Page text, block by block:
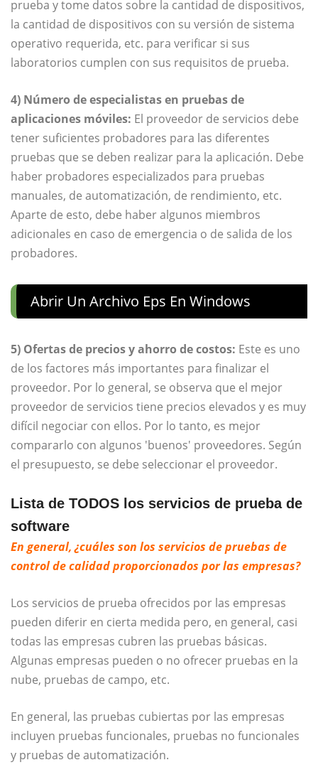
prueba y tome datos sobre la cantidad de dispositivos,
la cantidad de dispositivos con su versión de sistema
operativo requerida, etc. para verificar si sus
laboratorios cumplen con sus requisitos de prueba.
4) Número de especialistas en pruebas de
aplicaciones móviles: El proveedor de servicios debe
tener suficientes probadores para las diferentes
pruebas que se deben realizar para la aplicación. Debe
haber probadores especializados para pruebas
manuales, de automatización, de rendimiento, etc.
Aparte de esto, debe haber algunos miembros
adicionales en caso de emergencia o de salida de los
probadores.
Abrir Un Archivo Eps En Windows
5) Ofertas de precios y ahorro de costos: Este es uno
de los factores más importantes para finalizar el
proveedor. Por lo general, se observa que el mejor
proveedor de servicios tiene precios elevados y es muy
difícil negociar con ellos. Por lo tanto, es mejor
compararlo con algunos 'buenos' proveedores. Según
el presupuesto, se debe seleccionar el proveedor.
Lista de TODOS los servicios de prueba de
software
En general, ¿cuáles son los servicios de pruebas de
control de calidad proporcionados por las empresas?
Los servicios de prueba ofrecidos por las empresas
pueden diferir en cierta medida pero, en general, casi
todas las empresas cubren las pruebas básicas.
Algunas empresas pueden o no ofrecer pruebas en la
nube, pruebas de campo, etc.
En general, las pruebas cubiertas por las empresas
incluyen pruebas funcionales, pruebas no funcionales
y pruebas de automatización.